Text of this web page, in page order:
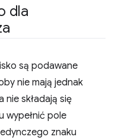
dla
są podawane
nie mają jednak
nie składają się
wypełnić pole
znaku